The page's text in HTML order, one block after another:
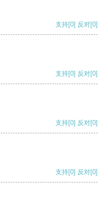
支持[0] 反对[0]
支持[0] 反对[0]
支持[0] 反对[0]
支持[0] 反对[0]